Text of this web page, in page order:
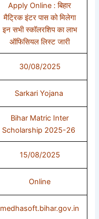
Apply Online : बिहार
मैट्रिक इंटर पास को मिलेगा
इन सभी स्कॉलरशिप का लाभ
ऑफिसियल लिस्ट जारी
30/08/2025
Sarkari Yojana
Bihar Matric Inter
Scholarship 2025-26
15/08/2025
Online
medhasoft.bihar.gov.in